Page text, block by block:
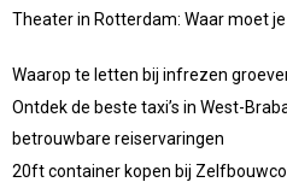
Theater in Rotterdam: Waar moet
Waarop te letten bij infrezen
Ontdek de beste taxi’s in West-
betrouwbare reiservaringen
20ft container kopen bij